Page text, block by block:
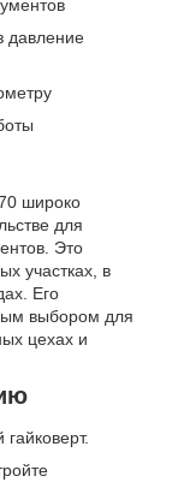
давление
широко
для
Это
участках, в
Его
выбором для
цехах и